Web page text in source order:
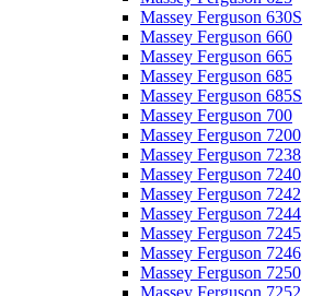
Massey Ferguson 630S
Massey Ferguson 660
Massey Ferguson 665
Massey Ferguson 685
Massey Ferguson 685S
Massey Ferguson 700
Massey Ferguson 7200
Massey Ferguson 7238
Massey Ferguson 7240
Massey Ferguson 7242
Massey Ferguson 7244
Massey Ferguson 7245
Massey Ferguson 7246
Massey Ferguson 7250
Massey Ferguson 7252